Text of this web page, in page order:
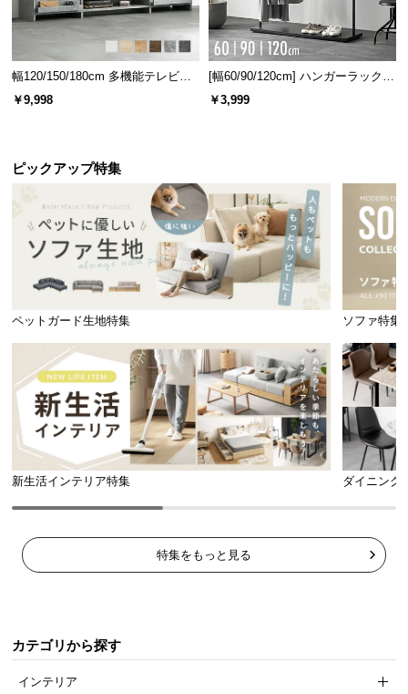
当社プロトタイプ 当商品
1枚の基布に葉を編込んでいる
だけなので、葉が抜けやす
い。
葉が抜けにくく高
耐久です。
2層構造で葉の減りを防ぎます!
雨の日でも安心
裏面には水抜き穴が付いているため、水はけもバッ
チリ。雨でも水が溜まる心配はありません！
幅120/150/180cm 多機能テレビボ
ード 木目/石目調 オープン収納・
引き出し収納付き
￥9,998
[幅60/90/120cm] ハンガーラック
スチール 4段階高さ調節 サイドフ
ック オープンラック シンプル
￥3,999
ピックアップ特集
ペットガード生地特集 ソファ特集
新生活インテリア特集 ダイニング
特集をもっと見る
カテゴリから探す
インテリア